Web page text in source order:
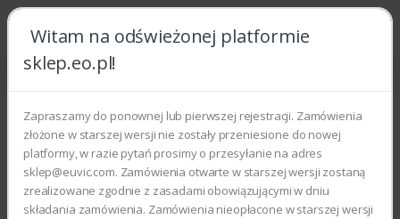
Witam na odświeżonej platformie
sklep.eo.pl!
Zapraszamy do ponownej lub pierwszej rejestracji. Zamówienia
złożone w starszej wersji nie zostały przeniesione do nowej
platformy, w razie pytań prosimy o przesyłanie na adres
sklep@euvic.com. Zamówienia otwarte w starszej wersji zostaną
zrealizowane zgodnie z zasadami obowiązującymi w dniu
składania zamówienia. Zamówienia nieopłacone w starszej wersji
Strona główna Inne
Inne
Wyświetlono 0–0 z 0 wyników
Filtry Sortowanie domyślne